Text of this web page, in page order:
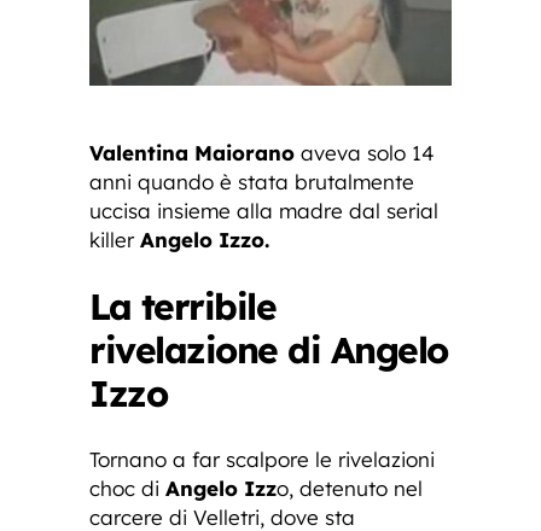
Valentina Maiorano aveva solo 14
anni quando è stata brutalmente
uccisa insieme alla madre dal serial
killerAngelo Izzo.
La terribile
rivelazione di Angelo
Izzo
Tornano a far scalpore le rivelazioni
choc di Angelo Izzo, detenuto nel
carcere di Velletri, dove sta